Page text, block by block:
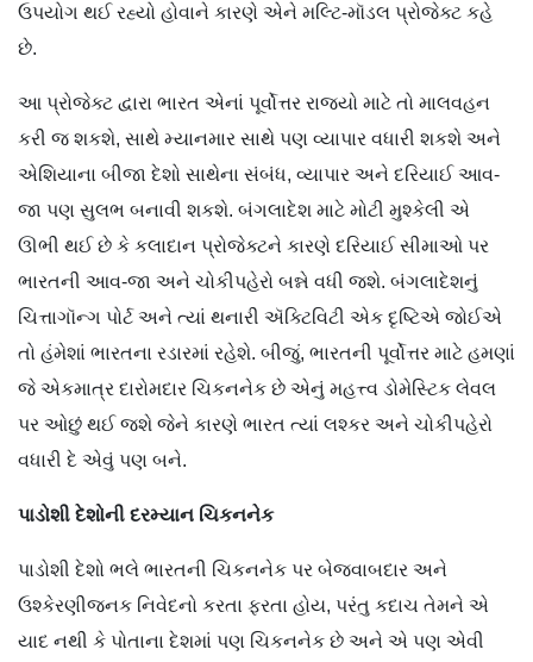
ઉપયોગ થઈ રહ્યો હોવાને કારણે એને મલ્ટિ-મૉડલ પ્રોજેક્ટ કહે
છે.
આ પ્રોજેક્ટ દ્વારા ભારત એનાં પૂર્વોત્તર રાજ્યો માટે તો માલવહન
કરી જ શકશે, સાથે મ્યાનમાર સાથે પણ વ્યાપાર વધારી શકશે અને
એશિયાના બીજા દેશો સાથેના સંબંધ, વ્યાપાર અને દરિયાઈ આવ-
જા પણ સુલભ બનાવી શકશે. બંગલાદેશ માટે મોટી મુશ્કેલી એ
ઊભી થઈ છે કે કલાદાન પ્રોજેક્ટને કારણે દરિયાઈ સીમાઓ પર
ભારતની આવ-જા અને ચોકીપહેરો બન્ને વધી જશે. બંગલાદેશનું
ચિત્તાગૉન્ગ પોર્ટ અને ત્યાં થનારી ઍક્ટિવિટી એક દૃષ્ટિએ જોઈએ
તો હંમેશાં ભારતના રડારમાં રહેશે. બીજું, ભારતની પૂર્વોત્તર માટે હમણાં
જે એકમાત્ર દારોમદાર ચિકનનેક છે એનું મહત્ત્વ ડોમેસ્ટિક લેવલ
પર ઓછું થઈ જશે જેને કારણે ભારત ત્યાં લશ્કર અને ચોકીપહેરો
વધારી દે એવું પણ બને.
પાડોશી દેશોની દરમ્યાન ચિકનનેક
પાડોશી દેશો ભલે ભારતની ચિકનનેક પર બેજવાબદાર અને
ઉશ્કેરણીજનક નિવેદનો કરતા ફરતા હોય, પરંતુ કદાચ તેમને એ
યાદ નથી કે પોતાના દેશમાં પણ ચિકનનેક છે અને એ પણ એવી